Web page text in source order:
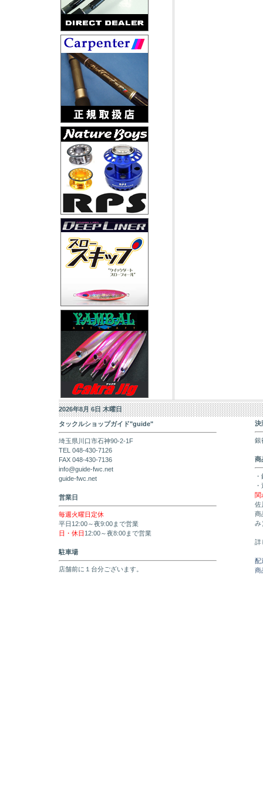
2026年8月 6日 木曜日
タックルショップガイド"guide"
埼玉県川口市石神90-2-1F
TEL 048-430-7126
FAX 048-430-7136
info@guide-fwc.net
guide-fwc.net
営業日
毎週火曜日定休
平日12:00～夜9:00まで営業
日・休日 12:00～夜8:00まで営業
駐車場
店舗前に１台分ございます。
決
銀
商
関
佐
商
み
詳
配
商